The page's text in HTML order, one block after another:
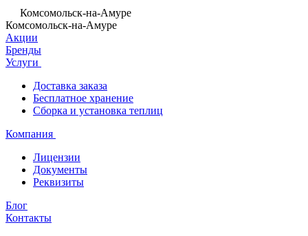
Комсомольск-на-Амуре
Комсомольск-на-Амуре
Акции
Бренды
Услуги
Доставка заказа
Бесплатное хранение
Сборка и установка теплиц
Компания
Лицензии
Документы
Реквизиты
Блог
Контакты